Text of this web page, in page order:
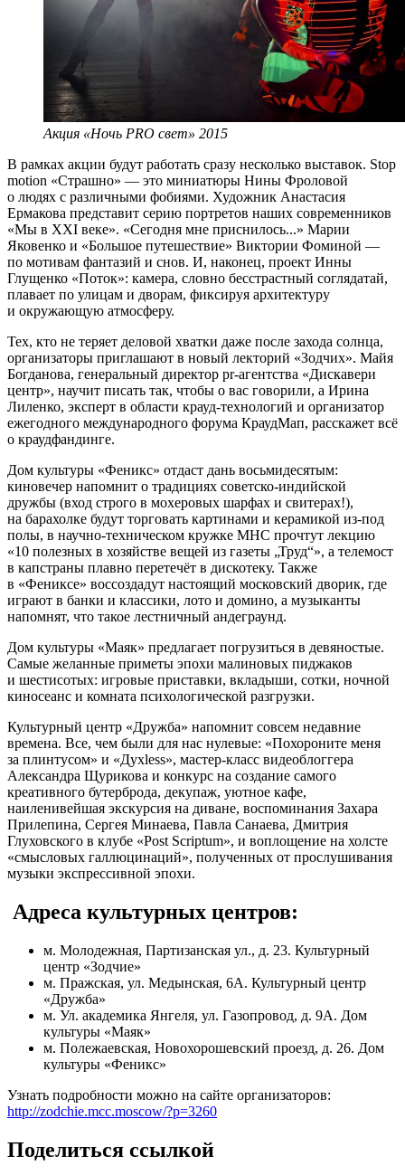
Акция «Ночь PRO свет» 2015
В рамках акции будут работать сразу несколько выставок. Stop
motion «Страшно» — это миниатюры Нины Фроловой
о людях с различными фобиями. Художник Анастасия
Ермакова представит серию портретов наших современников
«Мы в XXI веке». «Сегодня мне приснилось...» Марии
Яковенко и «Большое путешествие» Виктории Фоминой —
по мотивам фантазий и снов. И, наконец, проект Инны
Глущенко «Поток»: камера, словно бесстрастный соглядатай,
плавает по улицам и дворам, фиксируя архитектуру
и окружающую атмосферу.
Тех, кто не теряет деловой хватки даже после захода солнца,
организаторы приглашают в новый лекторий «Зодчих». Майя
Богданова, генеральный директор pr-агентства «Дискавери
центр», научит писать так, чтобы о вас говорили, а Ирина
Лиленко, эксперт в области крауд-технологий и организатор
ежегодного международного форума КраудМап, расскажет всё
о краудфандинге.
Дом культуры «Феникс» отдаст дань восьмидесятым:
киновечер напомнит о традициях советско-индийской
дружбы (вход строго в мохеровых шарфах и свитерах!),
на барахолке будут торговать картинами и керамикой из-под
полы, в научно-техническом кружке МНС прочтут лекцию
«10 полезных в хозяйстве вещей из газеты „Труд“», а телемост
в капстраны плавно перетечёт в дискотеку. Также
в «Фениксе» воссоздадут настоящий московский дворик, где
играют в банки и классики, лото и домино, а музыканты
напомнят, что такое лестничный андеграунд.
Дом культуры «Маяк» предлагает погрузиться в девяностые.
Самые желанные приметы эпохи малиновых пиджаков
и шестисотых: игровые приставки, вкладыши, сотки, ночной
киносеанс и комната психологической разгрузки.
Культурный центр «Дружба» напомнит совсем недавние
времена. Все, чем были для нас нулевые: «Похороните меня
за плинтусом» и «Духless», мастер-класс видеоблоггера
Александра Щурикова и конкурс на создание самого
креативного бутерброда, декупаж, уютное кафе,
наиленивейшая экскурсия на диване, воспоминания Захара
Прилепина, Сергея Минаева, Павла Санаева, Дмитрия
Глуховского в клубе «Post Scriptum», и воплощение на холсте
«смысловых галлюцинаций», полученных от прослушивания
музыки экспрессивной эпохи.
Адреса культурных центров:
м. Молодежная, Партизанская ул., д. 23. Культурный
центр «Зодчие»
м. Пражская, ул. Медынская, 6А. Культурный центр
«Дружба»
м. Ул. академика Янгеля, ул. Газопровод, д. 9А. Дом
культуры «Маяк»
м. Полежаевская, Новохорошевский проезд, д. 26. Дом
культуры «Феникс»
Узнать подробности можно на сайте организаторов:
http://zodchie.mcc.moscow/?p=3260
Поделиться ссылкой